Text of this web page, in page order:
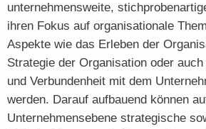
unternehmensweite,
ihren Fokus auf organisationale
Aspekte wie das Erleben der
Strategie der Organisation oder
und Verbundenheit mit dem
werden. Darauf aufbauend können
Unternehmensebene strategische